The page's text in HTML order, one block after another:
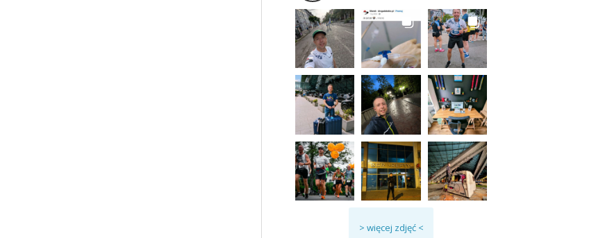
> więcej zdjęć <